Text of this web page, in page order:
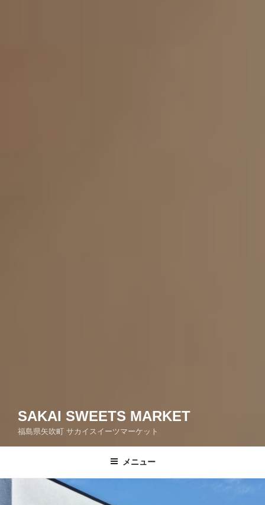
SAKAI SWEETS MARKET
福島県矢吹町 サカイスイーツマーケット
メニュー